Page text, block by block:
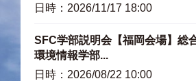
日時：2026/11/17 18:00
SFC学部説明会【福岡会場】総
環境情報学部...
日時：2026/08/22 10:00